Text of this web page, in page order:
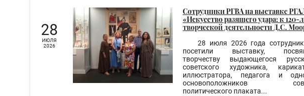
28
ИЮЛЯ
2026
Сотрудники РГВА на выставке
«Искусство разящего удара: к 120-
творческой деятельности Д.С.
28 июля 2026 года
посетили выставку,
творчеству выдающегося
советского художника,
иллюстратора, педагога и
основоположников
политического плаката...